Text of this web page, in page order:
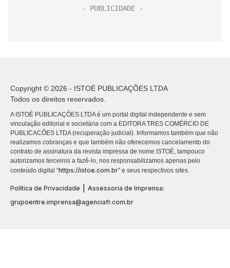
Copyright © 2026 - ISTOÉ PUBLICAÇÕES LTDA
Todos os direitos reservados.
A ISTOÉ PUBLICAÇÕES LTDA é um portal digital independente e sem
vinculação editorial e societária com a EDITORA TRES COMÉRCIO DE
PUBLICACÕES LTDA (recuperação judicial). Informamos também que não
realizamos cobranças e que também não oferecemos cancelamento do
contrato de assinatura da revista impressa de nome ISTOÉ, tampouco
autorizamos terceiros a fazê-lo, nos responsabilizamos apenas pelo
conteúdo digital “https://istoe.com.br” e seus respectivos sites.
Política de Privacidade
Assessoria de Imprensa:
grupoentre.imprensa@agenciafr.com.br